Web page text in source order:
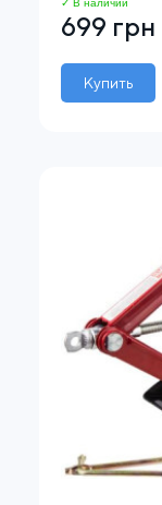
✓ В наличии
699 грн
Купить